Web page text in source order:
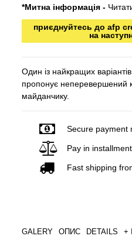
*Митна інформація -
приєднуйтесь до afp
на
Один із найкращих
пропонує неперевершений
майданчику.
Secure payment
Pay in
Fast shipping
GALERY ОПИС DETAILS +